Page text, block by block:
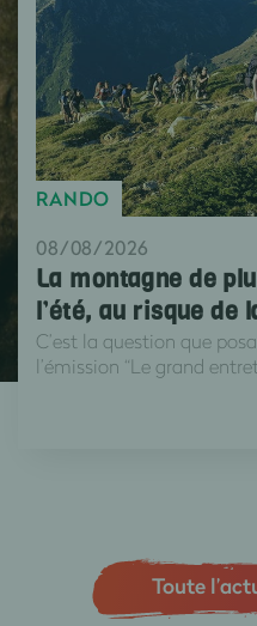
RANDO
08/08/2026
La montagne de
l’été, au risque de
C’est la question que
l’émission “Le grand
Toute